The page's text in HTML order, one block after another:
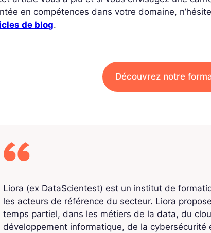
en compétences dans votre domaine,
de blog.
Découvrez notre
Liora (ex DataScientest) est un institut de
les acteurs de référence du secteur. Liora
temps partiel, dans les métiers de la data, du
développement informatique, de la